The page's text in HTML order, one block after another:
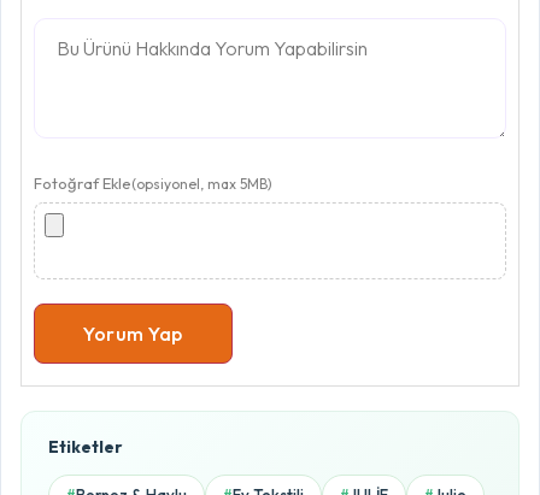
Fotoğraf Ekle(opsiyonel, max 5MB)
Yorum Yap
5.0 / 5
Etiketler